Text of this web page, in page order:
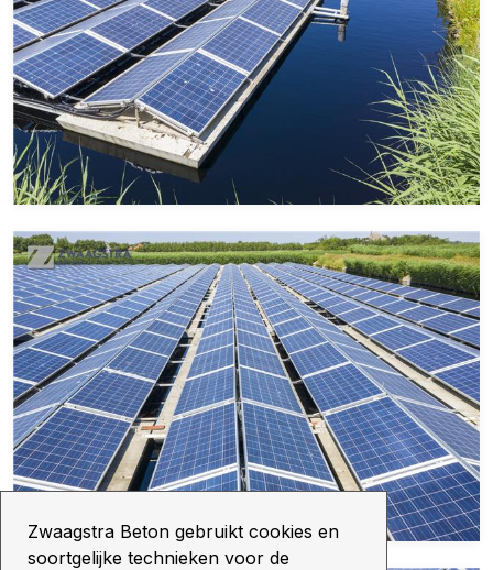
Zwaagstra Beton gebruikt cookies en
soortgelijke technieken voor de